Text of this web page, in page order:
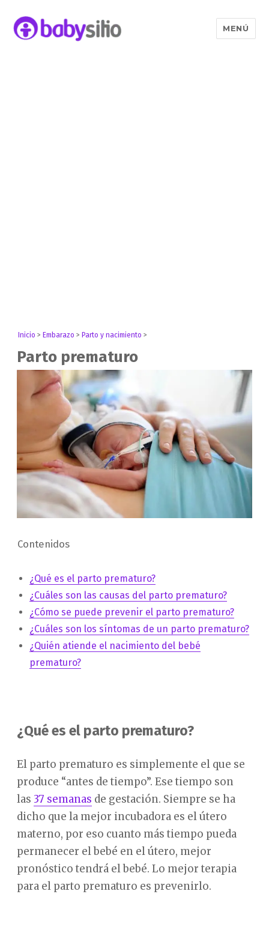
MENÚ
Inicio > Embarazo > Parto y nacimiento >
Parto prematuro
Contenidos
¿Qué es el parto prematuro?
¿Cuáles son las causas del parto prematuro?
¿Cómo se puede prevenir el parto prematuro?
¿Cuáles son los síntomas de un parto prematuro?
¿Quién atiende el nacimiento del bebé
prematuro?
¿Qué es el parto prematuro?
El parto prematuro es simplemente el que se
produce “antes de tiempo”. Ese tiempo son
las 37 semanas de gestación. Siempre se ha
dicho que la mejor incubadora es el útero
materno, por eso cuanto más tiempo pueda
permanecer el bebé en el útero, mejor
pronóstico tendrá el bebé. Lo mejor terapia
para el parto prematuro es prevenirlo.